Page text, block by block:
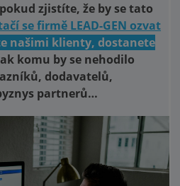
zjistíte, že by se tato
se firmě LEAD-GEN ozvat
našimi klienty, dostanete
komu by se nehodilo
dodavatelů,
partnerů…